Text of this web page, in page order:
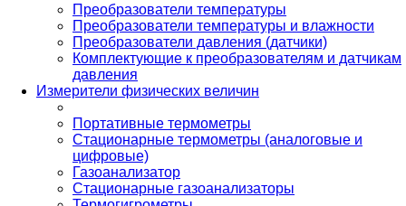
Преобразователи температуры
Преобразователи температуры и влажности
Преобразователи давления (датчики)
Комплектующие к преобразователям и датчикам
давления
Измерители физических величин
Портативные термометры
Стационарные термометры (аналоговые и
цифровые)
Газоанализатор
Стационарные газоанализаторы